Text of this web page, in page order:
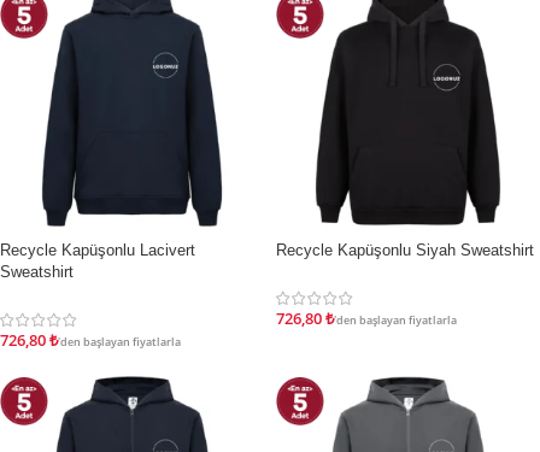
İNDIRIM
Recycle Kapüşonlu Lacivert
Sweatshirt
726,80₺'den başlayan fiyatlarla
İNDIRIM
Recycle Kapüşonlu Siyah Sweatshirt
726,80₺'den başlayan fiyatlarla